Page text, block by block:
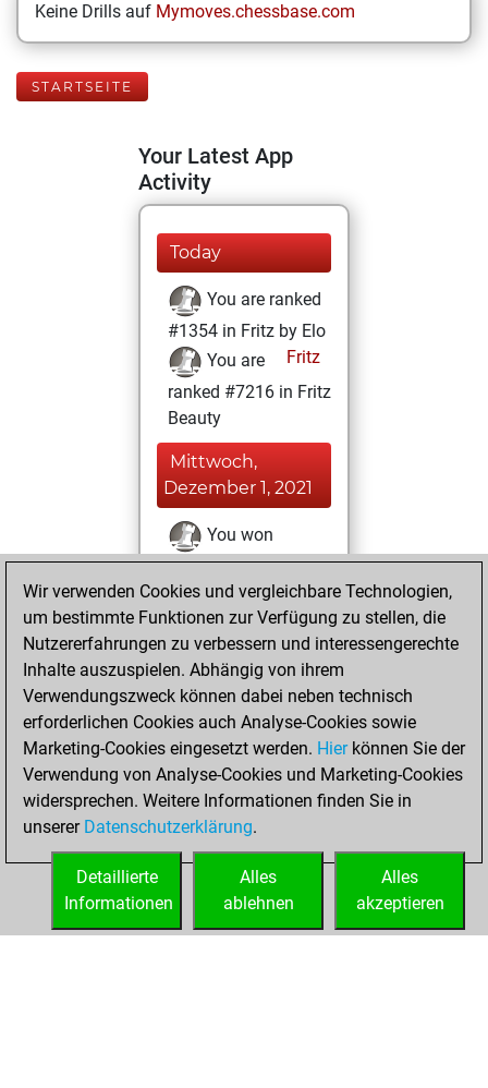
Keine Drills auf Mymoves.chessbase.com
STARTSEITE
Your Latest App
Activity
Today
You are ranked
#1354 in Fritz by Elo
Fritz
You are
ranked #7216 in Fritz
Beauty
Mittwoch,
Dezember 1, 2021
You won
against Fritz
Fritz
You achieved a
BeautyScore of 36
new Elo of 1693
Sonntag,
November 28,
2021
You created
your Fritz account
Wir verwenden Cookies und vergleichbare Technologien,
um bestimmte Funktionen zur Verfügung zu stellen, die
Nutzererfahrungen zu verbessern und interessengerechte
Inhalte auszuspielen. Abhängig von ihrem
Verwendungszweck können dabei neben technisch
erforderlichen Cookies auch Analyse-Cookies sowie
Marketing-Cookies eingesetzt werden. Hierkönnen Sie der
Verwendung von Analyse-Cookies und Marketing-Cookies
widersprechen. Weitere Informationen finden Sie in
unserer Datenschutzerklärung.
Alles
akzeptieren
Alles
ablehnen
Detaillierte
Informationen